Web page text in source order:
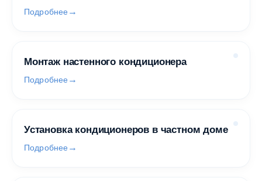
Подробнее
Монтаж настенного кондиционера
Подробнее
Установка кондиционеров в частном доме
Подробнее